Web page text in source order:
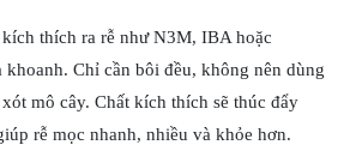
thích ra rễ như N3M, IBA hoặc
Chỉ cần bôi đều, không nên dùng
mô cây. Chất kích thích sẽ thúc đẩy
rễ mọc nhanh, nhiều và khỏe hơn.